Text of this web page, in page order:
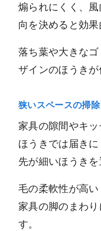
煽られにくく、
向を決めると効果
落ち葉や大きな
ザインのほうきが
狭いスペースの掃除
家具の隙間やキ
ほうきでは届き
先が細いほうきを
毛の柔軟性が高
家具の脚のまわ
す。